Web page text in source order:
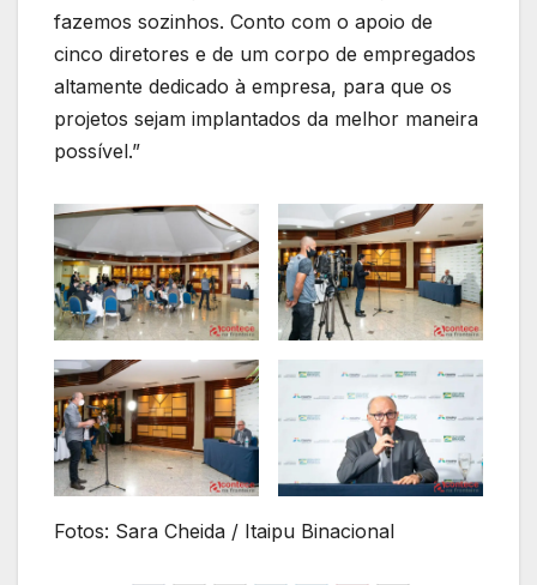
fazemos sozinhos. Conto com o apoio de
cinco diretores e de um corpo de empregados
altamente dedicado à empresa, para que os
projetos sejam implantados da melhor maneira
possível.”
Fotos: Sara Cheida / Itaipu Binacional